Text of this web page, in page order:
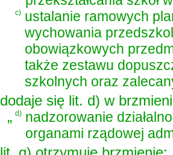
c) ustalanie ramowych
wychowania
obowiązkowych
także zestawu
szkolnych oraz
dodaje się lit. d) w
„d) nadzorowanie
organami rządowej